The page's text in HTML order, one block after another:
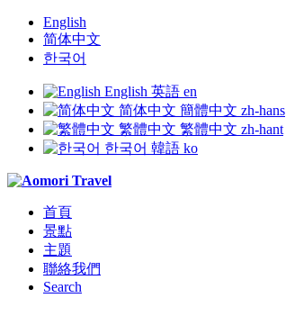
English
简体中文
한국어
English 英語 en
简体中文 簡體中文 zh-hans
繁體中文 繁體中文 zh-hant
한국어 韓語 ko
首頁
景點
主題
聯絡我們
Search